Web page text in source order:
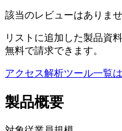
該当のレビューはありま
リストに追加した製品資
無料で請求できます。
アクセス解析ツール一覧
製品概要